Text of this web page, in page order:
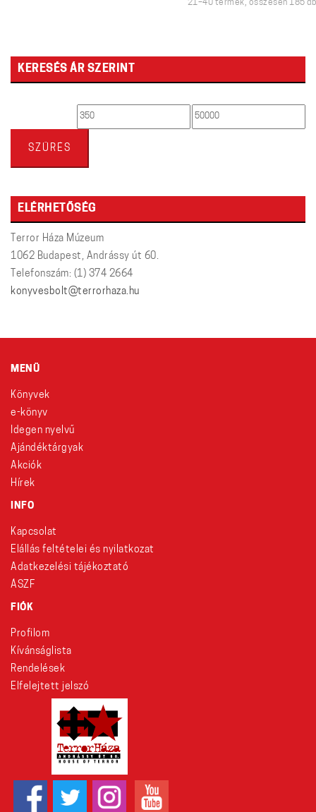
21–40 termék, összesen 185 db
KERESÉS ÁR SZERINT
Min Max
SZŰRÉS
ELÉRHETŐSÉG
Terror Háza Múzeum
1062 Budapest, Andrássy út 60.
Telefonszám: (1) 374 2664
konyvesbolt@terrorhaza.hu
MENÜ
Könyvek
e-könyv
Idegen nyelvű
Ajándéktárgyak
Akciók
Hírek
INFO
Kapcsolat
Elállás feltételei és nyilatkozat
Adatkezelési tájékoztató
ÁSZF
FIÓK
Profilom
Kívánságlista
Rendelések
Elfelejtett jelszó